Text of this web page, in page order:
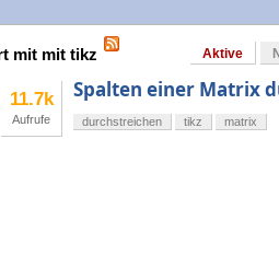
mit mit tikz Aktive
11.7k
Aufrufe
Spalten einer Matrix
durchstreichen tikz matrix